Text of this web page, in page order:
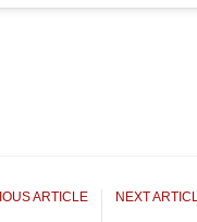
ARTICLE NEXT